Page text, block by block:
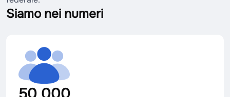
Siamo nei numeri